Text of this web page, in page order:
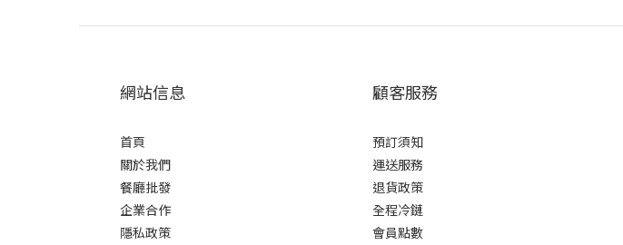
網站信息
首頁
關於我們
餐廳批發
企業合作
隱私政策
顧客服務
預訂須知
運送服務
退貨政策
全程冷鏈
會員點數